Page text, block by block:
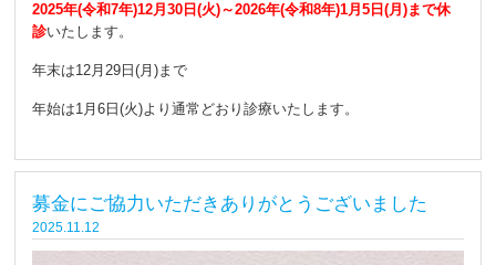
2025年(令和7年)12月30日(火)～2026年(令和8年)1月5日(月)まで休
診いたします。
年末は12月29日(月)まで
年始は1月6日(火)より通常どおり診療いたします。
募金にご協力いただきありがとうございました
2025.11.12